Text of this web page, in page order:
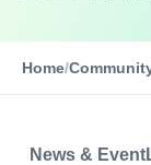
Home/
News & Event